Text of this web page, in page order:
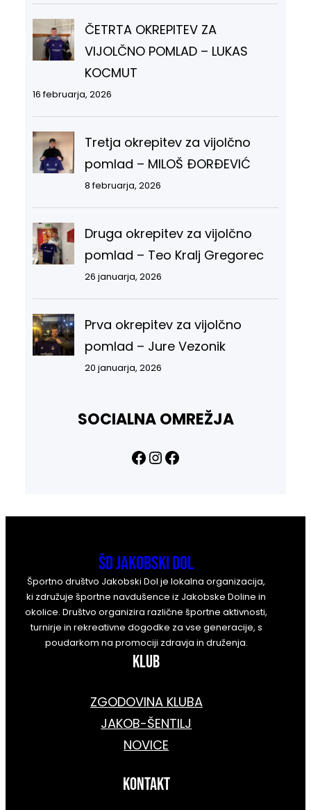
ČETRTA OKREPITEV ZA
VIJOLČNO POMLAD – LUKAS
KOCMUT
16 februarja, 2026
Tretja okrepitev za vijolčno
pomlad – MILOŠ ĐORĐEVIĆ
8 februarja, 2026
Druga okrepitev za vijolčno
pomlad – Teo Kralj Gregorec
26 januarja, 2026
Prva okrepitev za vijolčno
pomlad – Jure Vezonik
20 januarja, 2026
SOCIALNA OMREŽJA
Facebook InstagramFacebook
ŠD Jakobski Dol
Športno društvo Jakobski Dol je lokalna organizacija,
ki združuje športne navdušence iz Jakobske Doline in
okolice. Društvo organizira različne športne aktivnosti,
turnirje in rekreativne dogodke za vse generacije, s
poudarkom na promociji zdravja in druženja.
KLUB
ZGODOVINA KLUBA
JAKOB-ŠENTILJ
NOVICE
kontakt